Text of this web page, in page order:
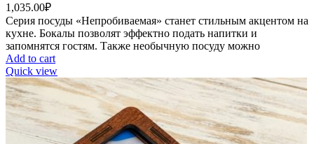
1,035.00₽
Серия посуды «Непробиваемая» станет стильным акцентом на
кухне. Бокалы позволят эффектно подать напитки и
запомнятся гостям. Также необычную посуду можно
Add to cart
Quick view